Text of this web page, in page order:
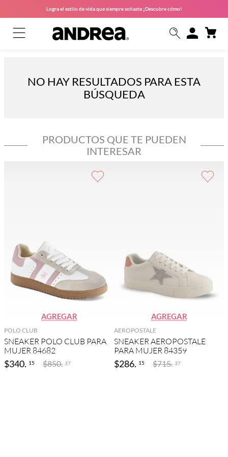
Logra el estilo de vida que siempre soñaste ¡Descubre cómo!
NO HAY RESULTADOS PARA ESTA
BÚSQUEDA
PRODUCTOS QUE TE PUEDEN
INTERESAR
AGREGAR
POLO CLUB
SNEAKER POLO CLUB PARA
MUJER 84682
$340. 15 $850. 37
AGREGAR
AEROPOSTALE
SNEAKER AEROPOSTALE
PARA MUJER 84359
$286. 15 $715. 37